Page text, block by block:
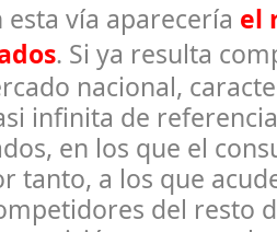
vía aparecería el
. Si ya resulta
nacional,
infinita de
en los que el
tanto, a los que
del resto